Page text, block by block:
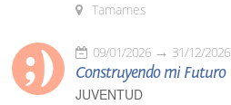
Tamames
09/01/2026 31/12/2026
Construyendo mi Futuro
JUVENTUD